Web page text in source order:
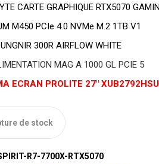
CARTE GRAPHIQUE RTX5070
M450 PCIe 4.0 NVMe M.2 1TB V1
300R AIRFLOW WHITE
MAG A 1000 GL PCIE 5
ECRAN PROLITE 27″
de stock
R7-7700X-RTX5070